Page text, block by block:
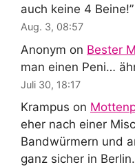
auch keine 4 Beine!”
Aug. 3, 08:57
Anonym on Bester
man einen Peni…
Juli 30, 18:17
Krampus on
eher nach einer
Bandwürmern und
ganz sicher in